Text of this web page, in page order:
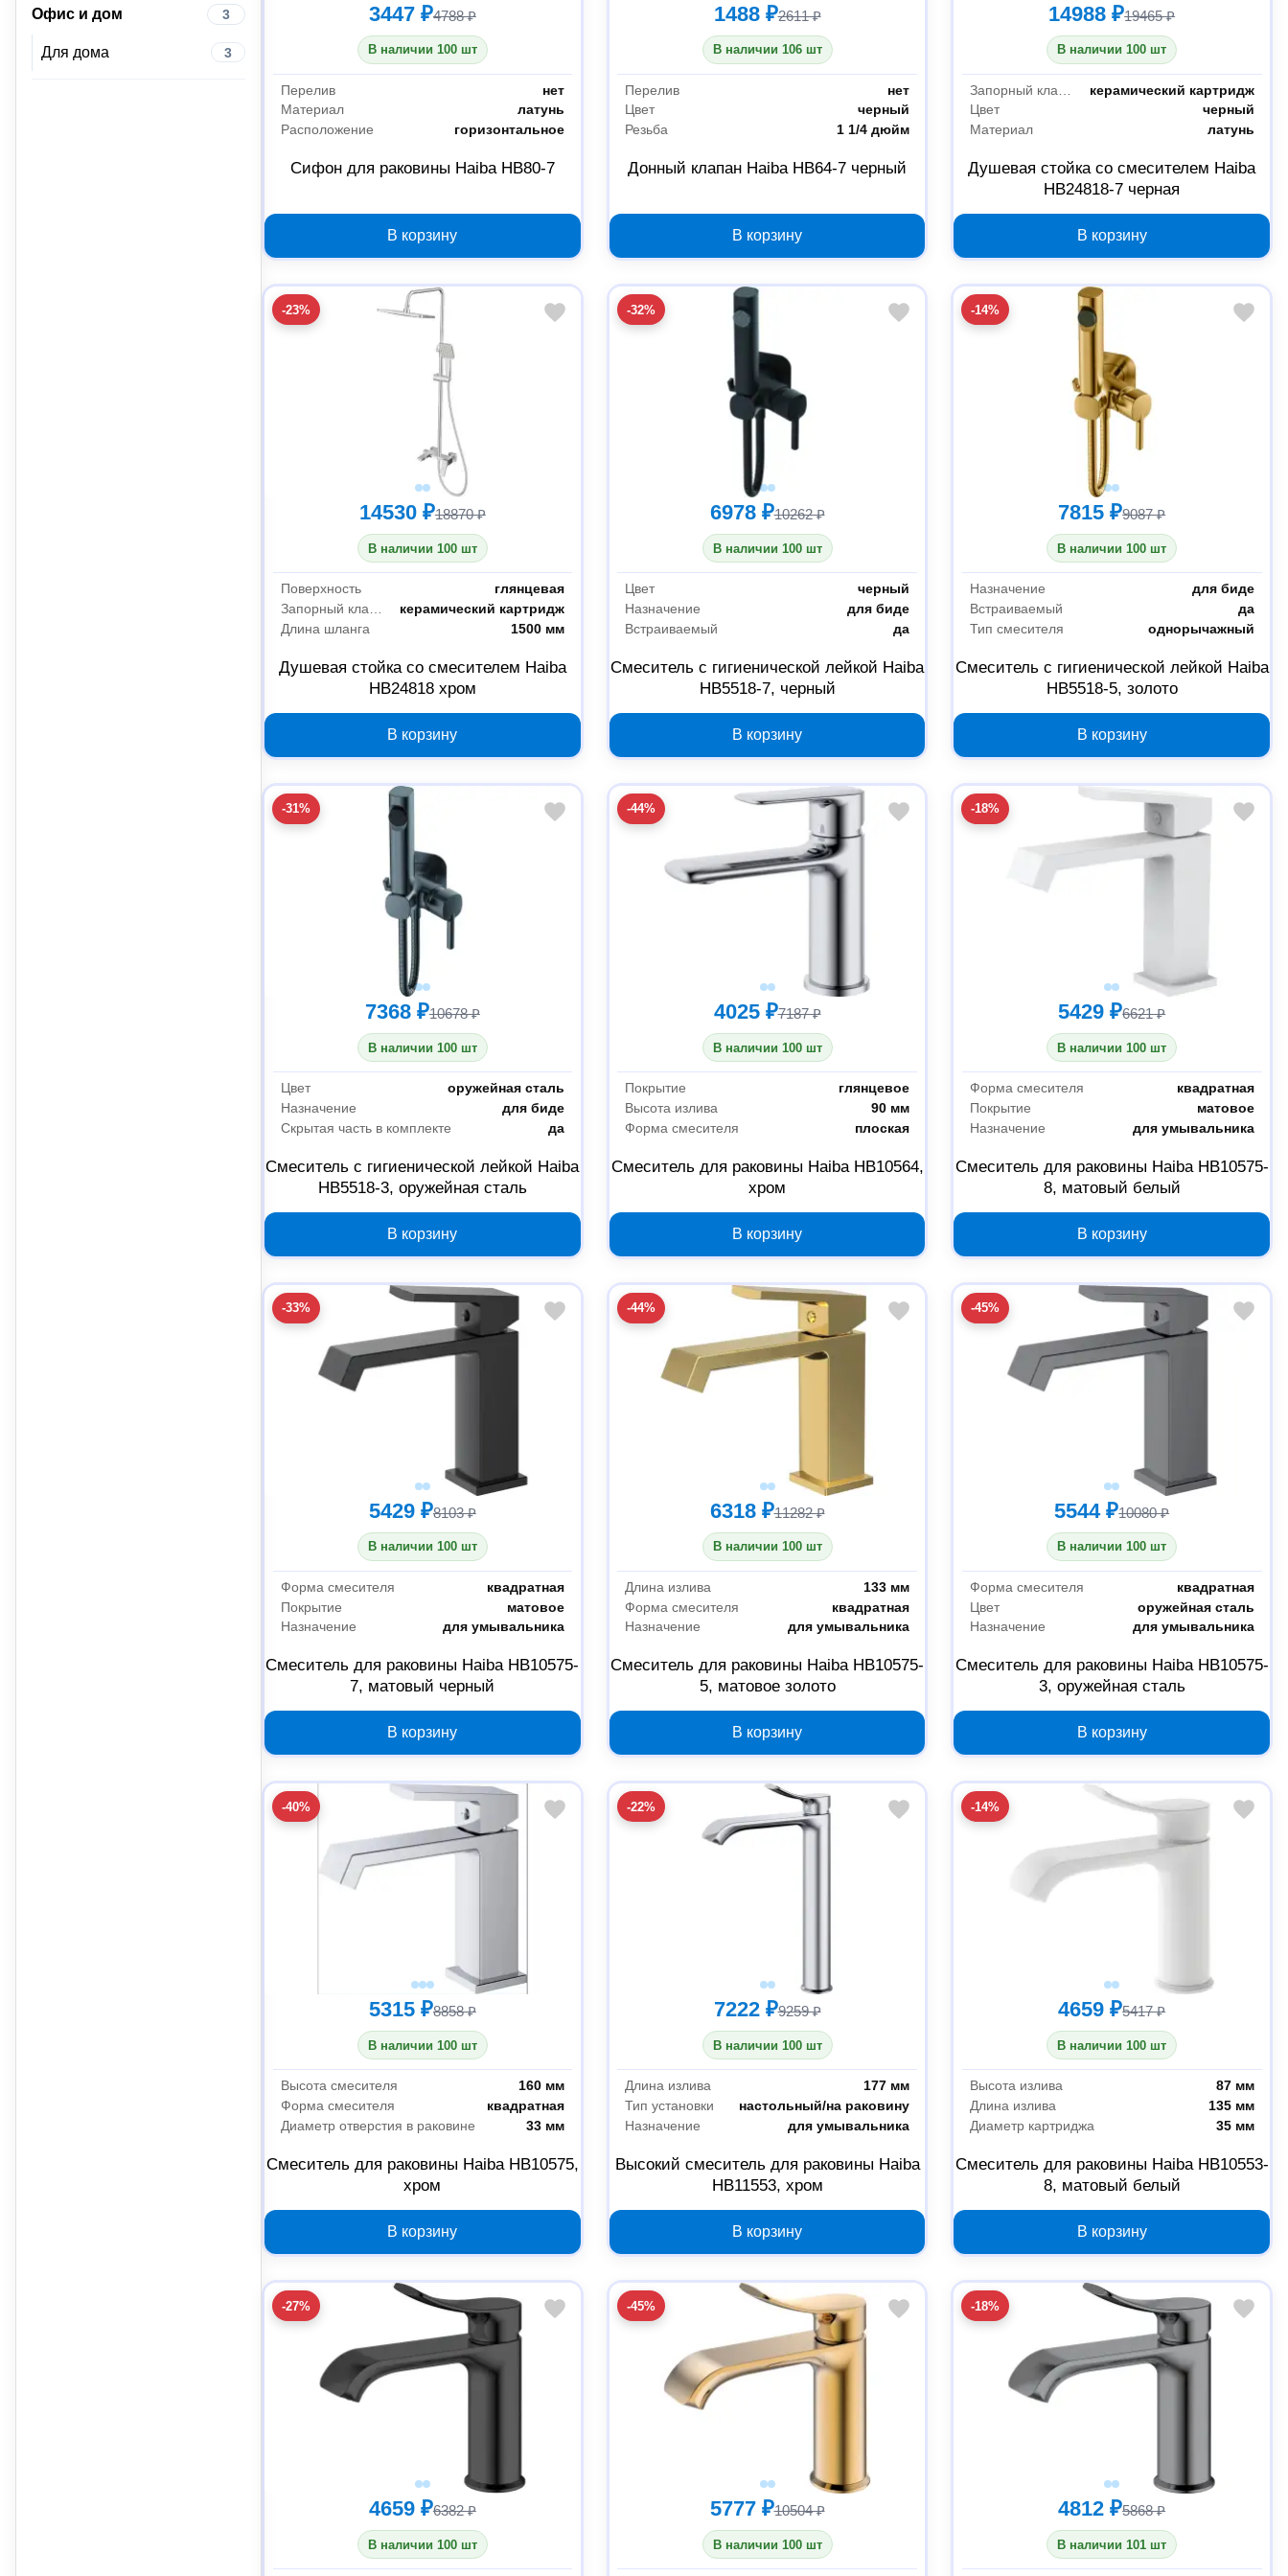
Офис и дом 3
Для дома 3
3447 ₽4788 ₽
В наличии 100 шт
Перелив
нет
Материал
латунь
Расположение
горизонтальное
Сифон для раковины Haiba HB80-7
В корзину
1488 ₽2611 ₽
В наличии 106 шт
Перелив
нет
Цвет
черный
Резьба
1 1/4 дюйм
Донный клапан Haiba HB64-7 черный
В корзину
14988 ₽19465 ₽
В наличии 100 шт
керамический картридж
Цвет
черный
Материал
латунь
Душевая стойка со смесителем Haiba
HB24818-7 черная
В корзину
-23%
14530 ₽18870 ₽
В наличии 100 шт
Поверхность
глянцевая
керамический картридж
Длина шланга
1500 мм
Душевая стойка со смесителем Haiba
HB24818 хром
В корзину
-32%
6978 ₽10262 ₽
В наличии 100 шт
Цвет
черный
Назначение
для биде
Встраиваемый
да
Смеситель с гигиенической лейкой Haiba
HB5518-7, черный
В корзину
-14%
7815 ₽9087 ₽
В наличии 100 шт
Назначение
для биде
Встраиваемый
да
Тип смесителя
однорычажный
Смеситель с гигиенической лейкой Haiba
HB5518-5, золото
В корзину
-31%
7368 ₽10678 ₽
В наличии 100 шт
Цвет
оружейная сталь
Назначение
для биде
Скрытая часть в комплекте
да
Смеситель с гигиенической лейкой Haiba
HB5518-3, оружейная сталь
В корзину
-44%
4025 ₽7187 ₽
В наличии 100 шт
Покрытие
глянцевое
Высота излива
90 мм
Форма смесителя
плоская
Смеситель для раковины Haiba HB10564,
хром
В корзину
-18%
5429 ₽6621 ₽
В наличии 100 шт
Форма смесителя
квадратная
Покрытие
матовое
Назначение
для умывальника
Смеситель для раковины Haiba HB10575-
8, матовый белый
В корзину
-33%
5429 ₽8103 ₽
В наличии 100 шт
Форма смесителя
квадратная
Покрытие
матовое
Назначение
для умывальника
Смеситель для раковины Haiba HB10575-
7, матовый черный
В корзину
-44%
6318 ₽11282 ₽
В наличии 100 шт
Длина излива
133 мм
Форма смесителя
квадратная
Назначение
для умывальника
Смеситель для раковины Haiba HB10575-
5, матовое золото
В корзину
-45%
5544 ₽10080 ₽
В наличии 100 шт
Форма смесителя
квадратная
Цвет
оружейная сталь
Назначение
для умывальника
Смеситель для раковины Haiba HB10575-
3, оружейная сталь
В корзину
-40%
5315 ₽8858 ₽
В наличии 100 шт
Высота смесителя
160 мм
Форма смесителя
квадратная
Диаметр отверстия в раковине
33 мм
Смеситель для раковины Haiba HB10575,
хром
В корзину
-22%
7222 ₽9259 ₽
В наличии 100 шт
Длина излива
177 мм
Тип установки
настольный/на раковину
Назначение
для умывальника
Высокий смеситель для раковины Haiba
HB11553, хром
В корзину
-14%
4659 ₽5417 ₽
В наличии 100 шт
Высота излива
87 мм
Длина излива
135 мм
Диаметр картриджа
35 мм
Смеситель для раковины Haiba HB10553-
8, матовый белый
В корзину
-27%
4659 ₽6382 ₽
В наличии 100 шт
-45%
5777 ₽10504 ₽
В наличии 100 шт
-18%
4812 ₽5868 ₽
В наличии 101 шт